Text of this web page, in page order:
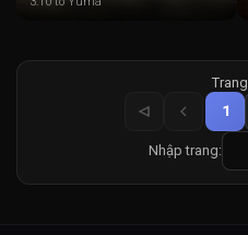
Trang
1
Nhập trang: